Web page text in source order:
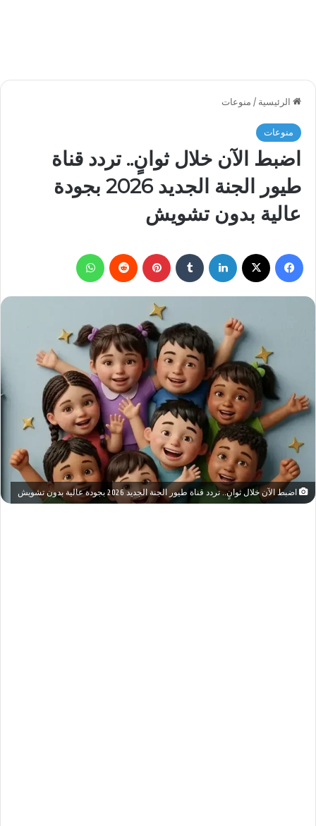
الرئيسية / منوعات
منوعات
اضبط الآن خلال ثوانٍ.. تردد قناة
طيور الجنة الجديد 2026 بجودة
عالية بدون تشويش
فيسبوك لينكدإن بينتيريست
اضبط الآن خلال ثوانٍ.. تردد قناة طيور الجنة الجديد 2026 بجودة عالية بدون تشويش